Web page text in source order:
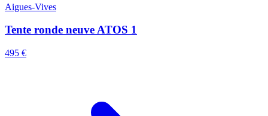
Aigues-Vives
Tente ronde neuve ATOS 1
495 €